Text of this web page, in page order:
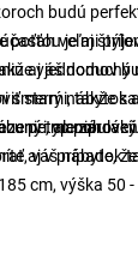
budú
je aj
váš domov
starý nábytok
ale
aj v prípade,
poťah veľmi
aj jednoduchý
smermi, takže
pri
váš nábytok
typ
cm, výška 50